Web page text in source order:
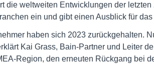
die weltweiten Entwicklungen der
ein und gibt einen Ausblick für das
haben sich 2023 zurückgehalten.
Kai Grass, Bain-Partner und Leiter
Region, den erneuten Rückgang bei